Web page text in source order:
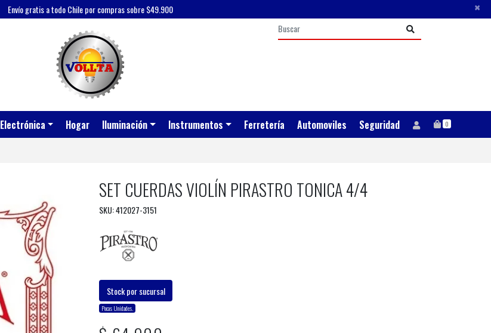
Envío gratis a todo Chile por compras sobre $49.900 ×
Electrónica Hogar Iluminación Instrumentos Ferretería Automoviles Seguridad 0
SET CUERDAS VIOLÍN PIRASTRO TONICA 4/4
SKU: 412027-3151
Stock por sucursal
Pocas Unidades.